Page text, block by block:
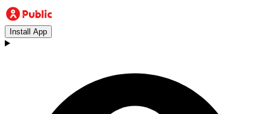
Install App